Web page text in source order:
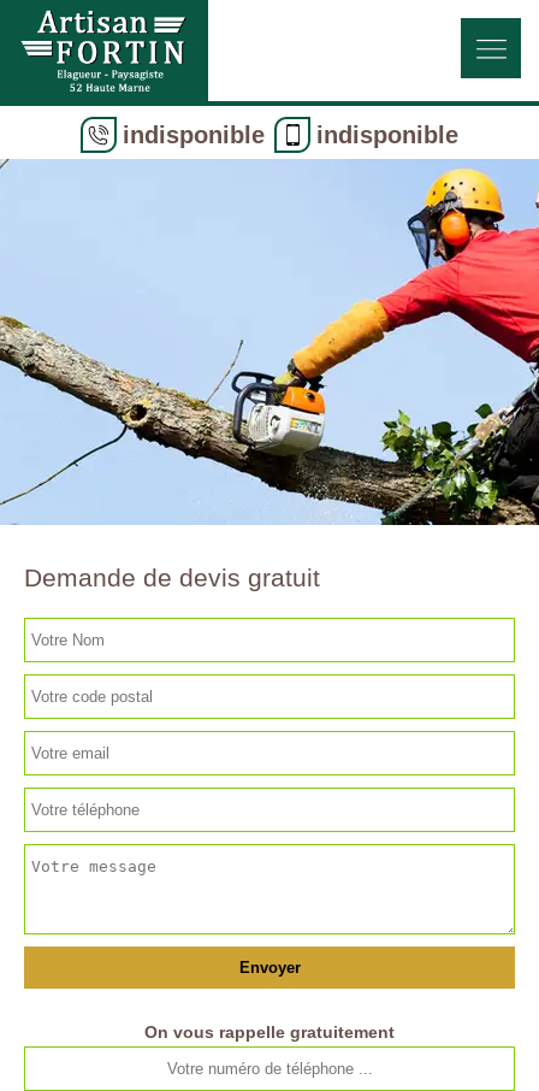
indisponible indisponible
Demande de devis gratuit
On vous rappelle gratuitement